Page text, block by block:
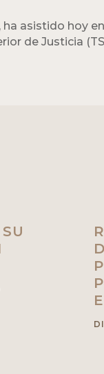
asistido hoy
de Justicia